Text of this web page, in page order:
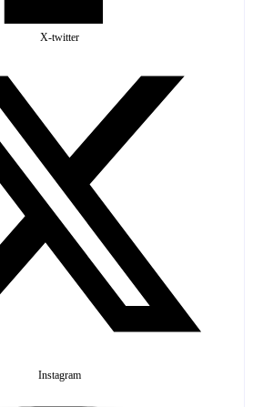
X-twitter
Instagram